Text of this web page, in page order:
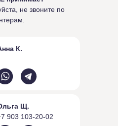
не звоните по
К.
Щ.
903 103-20-02